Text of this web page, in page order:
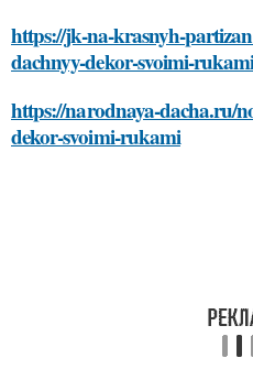
https://jk-na-krasnyh-
dachnyy-dekor-svoimi-
https://narodnaya-dacha.ru/
dekor-svoimi-rukami